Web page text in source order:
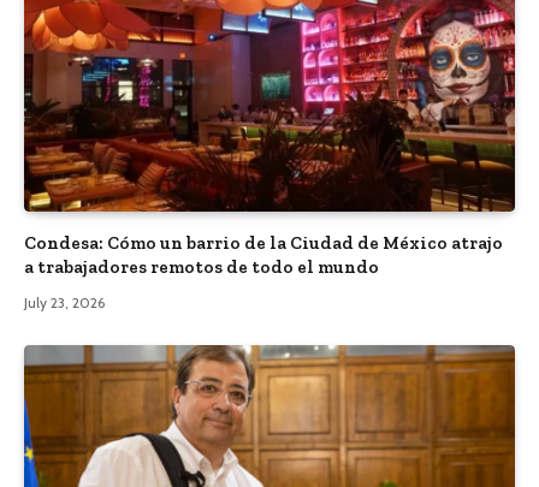
Condesa: Cómo un barrio de la Ciudad de México atrajo
a trabajadores remotos de todo el mundo
July 23, 2026